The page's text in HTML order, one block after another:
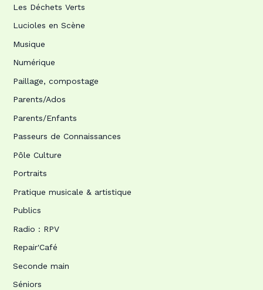
Les Déchets Verts
Lucioles en Scène
Musique
Numérique
Paillage, compostage
Parents/Ados
Parents/Enfants
Passeurs de Connaissances
Pôle Culture
Portraits
Pratique musicale & artistique
Publics
Radio : RPV
Repair'Café
Seconde main
Séniors